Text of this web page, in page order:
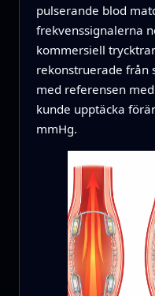
pulserande blod
frekvenssignalerna
kommersiell
rekonstruerade från
med referensen
kunde upptäcka
mmHg.